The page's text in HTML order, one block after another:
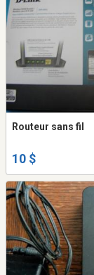
Routeur sans fil
10 $